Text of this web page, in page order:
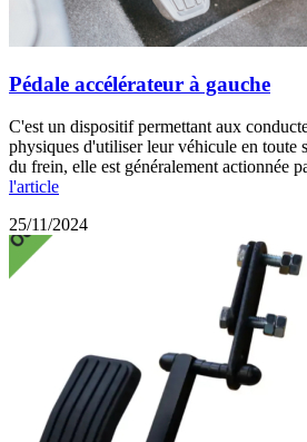
Pédale accélérateur à gauche
C'est un dispositif permettant aux
physiques d'utiliser leur véhicule en toute
du frein, elle est généralement actionnée
l'article
25/11/2024